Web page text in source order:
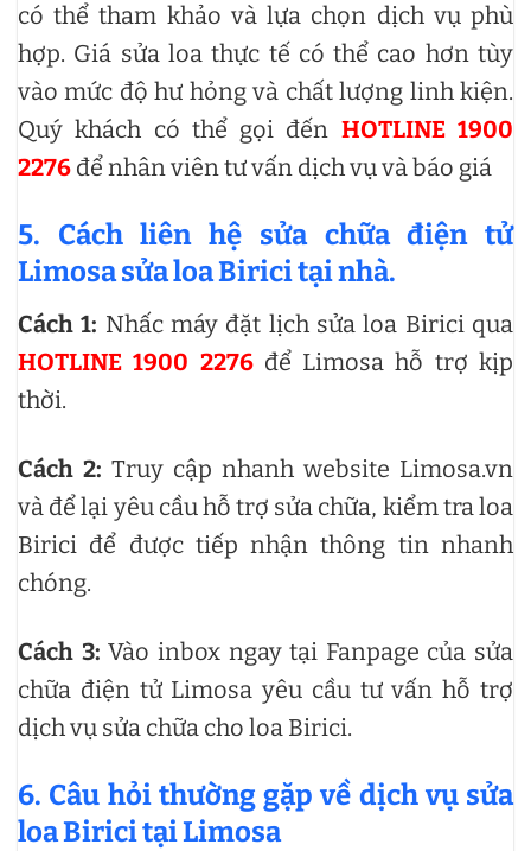
có thể tham khảo và lựa chọn dịch vụ phù
hợp. Giá sửa loa thực tế có thể cao hơn tùy
vào mức độ hư hỏng và chất lượng linh kiện.
Quý khách có thể gọi đến HOTLINE 1900
2276 để nhân viên tư vấn dịch vụ và báo giá
5. Cách liên hệ sửa chữa điện tử
Limosa sửa loa Birici tại nhà.
Cách 1: Nhấc máy đặt lịch sửa loa Birici qua
HOTLINE 1900 2276để Limosa hỗ trợ kịp
thời.
Cách 2: Truy cập nhanh website Limosa.vn
và để lại yêu cầu hỗ trợ sửa chữa, kiểm tra loa
Birici để được tiếp nhận thông tin nhanh
chóng.
Cách 3:Vào inbox ngay tại Fanpage của sửa
chữa điện tử Limosa yêu cầu tư vấn hỗ trợ
dịch vụ sửa chữa cho loa Birici.
6. Câu hỏi thường gặp về dịch vụ sửa
loa Birici tại Limosa